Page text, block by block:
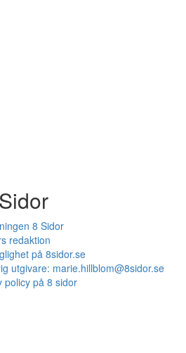
8 Sidor
redaktion
på 8sidor.se
utgivare: marie.hillblom@8sidor.se
policy på 8 sidor